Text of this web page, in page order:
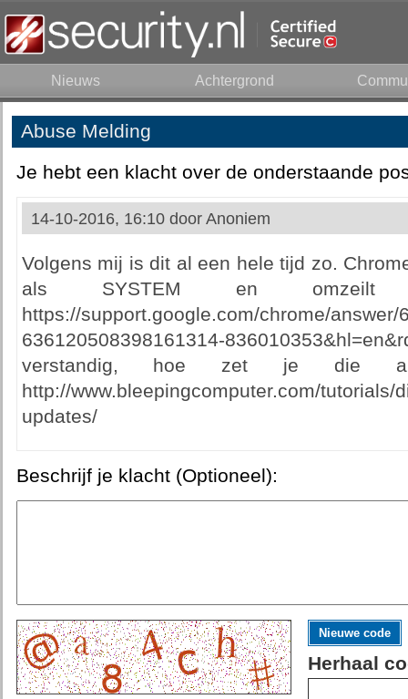
Nieuws Achtergrond
Abuse Melding
Je hebt een klacht over de onderstaande
14-10-2016, 16:10 door Anoniem
Volgens mij is dit al een hele tijd zo.
als SYSTEM en
https://support.google.com/chrome/answer/
636120508398161314-
verstandig, hoe zet je die
http://www.bleepingcomputer.com/tutorials/
updates/
Beschrijf je klacht (Optioneel):
Nieuwe code
Herhaal